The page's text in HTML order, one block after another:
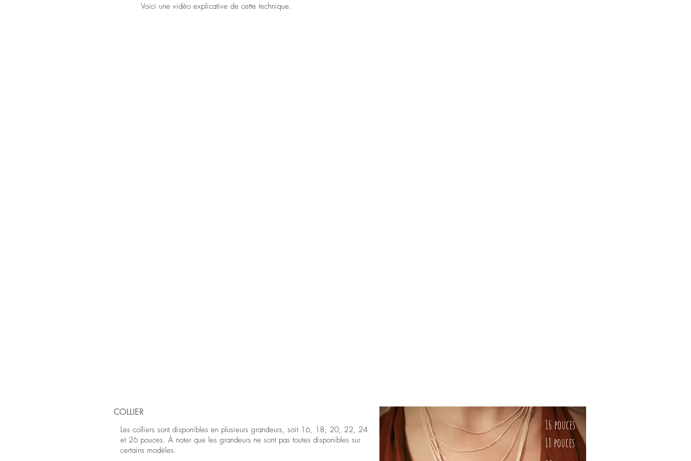
Voici une vidéo explicative de cette technique.​
COLLIER
Les colliers sont disponibles en plusieurs grandeurs, soit 16, 18, 20, 22, 24
et 26 pouces. À noter que les grandeurs ne sont pas toutes disponibles sur
certains modèles.